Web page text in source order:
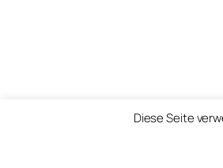
Diese Seite